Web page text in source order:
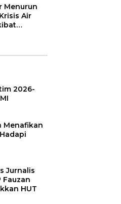
Menurun
Air
2026-
Menafikan
Jurnalis
Fauzan
HUT